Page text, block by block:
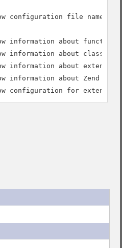
configuration file names
information about function
information about class
information about extension
information about Zend